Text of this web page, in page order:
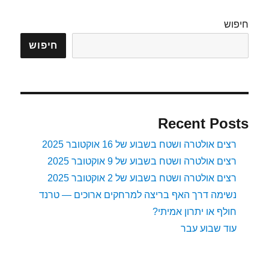
חיפוש
חיפוש
Recent Posts
רצים אולטרה ושטח בשבוע של 16 אוקטובר 2025
רצים אולטרה ושטח בשבוע של 9 אוקטובר 2025
רצים אולטרה ושטח בשבוע של 2 אוקטובר 2025
נשימה דרך האף בריצה למרחקים ארוכים — טרנד
חולף או יתרון אמיתי?
עוד שבוע עבר